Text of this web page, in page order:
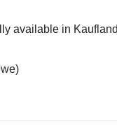
available in